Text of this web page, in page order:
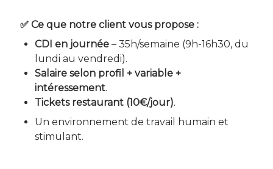
✅ Ce que notre client vous propose :
CDI en journée– 35h/semaine (9h-16h30, du
lundi au vendredi).
Salaire selon profil + variable +
intéressement.
Tickets restaurant (10€/jour).
Un environnement de travail humain et
stimulant.